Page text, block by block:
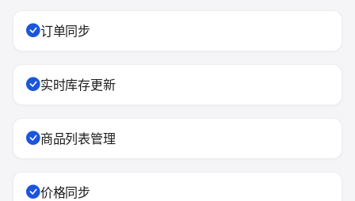
订单同步
实时库存更新
商品列表管理
价格同步